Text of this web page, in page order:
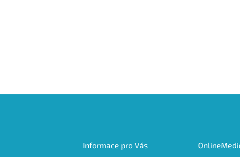
Informace pro Vás